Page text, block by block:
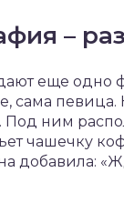
–
еще одно
сама
ним
чашечку
добавила: